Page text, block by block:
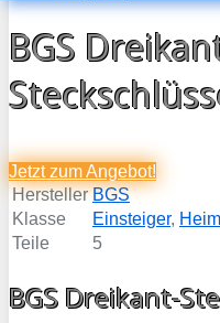
BGS
Jetzt zumAngebot!
Hersteller BGS
Klasse
Einsteiger,
Teile
5
BGS Dreikant-